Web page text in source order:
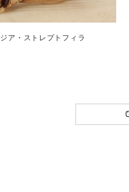
ア・ストレプトフィラ